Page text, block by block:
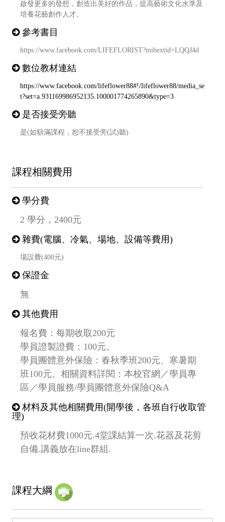
啟發更多的發想，創造出美好的作品，提高藝術文化水準及
培養花藝創作人才。
參考書目
https://www.facebook.com/LIFEFLORIST?mibextid=LQQJ4d
數位教材連結
https://www.facebook.com/lifeflower88#!/lifeflower88/media_se
t?set=a.931169986952135.100001774265890&type=3
是否接受旁聽
是(如額滿課程，恕不接受旁(試)聽)
課程相關費用
學分費
2 學分，2400元
雜費(電腦、冷氣、場地、設備等費用)
場設費(400元)
保證金
無
其他費用
報名費：每期收取200元
學員證製證費：100元。
學員團體意外保險：春秋季班200元、寒暑期
班100元。相關資料詳閱：本校官網／學員專
區／學員服務/學員團體意外保險Q&A
材料及其他相關費用(開學後，各班自行收取管
理)
預收花材費1000元.4堂課結算一次.花器及花剪
自備.講義放在line群組.
課程大綱